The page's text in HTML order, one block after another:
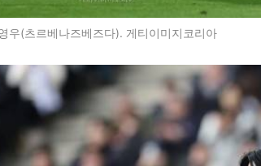
우(츠르베나즈베즈다). 게티이미지코리아